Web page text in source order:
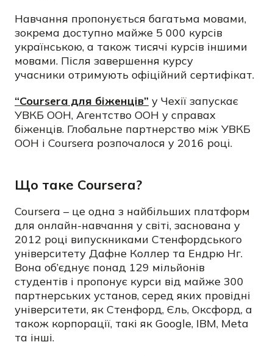
Навчання пропонується багатьма ​мовами,
зокрема доступно майже ​5 000 курсів
українською, а також ​тисячі курсів іншими
мовами. Після завершення курсу
учасники отримують офіційний сертифікат.
“Coursera для біженців” у Чехії запускає
УВКБ ООН, Агентство ООН у справах
біженців. Глобальне партнерство між​ УВКБ
ООН і Coursera розпочалося у 2016 році.
Що таке Coursera?
Coursera – це одна з найбільших платформ
для онлайн-навчання у світі, заснована у
2012 році випускниками Стенфордського
університету Дафне Коллер та Ендрю Нг.
Вона об’єднує понад 129 мільйонів
студентів і пропонує курси від майже 300
партнерських установ, серед яких провідні
університети, як Стенфорд, Єль, Оксфорд, а
також корпорації, такі як Google, IBM, Meta
та інші.